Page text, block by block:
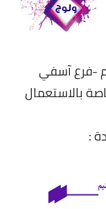
-فرع آسفي
بالاستعمال
: